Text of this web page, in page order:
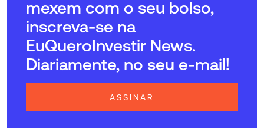
mexem com o seu bolso,
inscreva-se na
EuQueroInvestir News.
Diariamente, no seu e-mail!
ASSINAR